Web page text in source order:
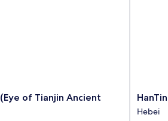
of Tianjin Ancient
HanTing
Hotel
(Eye
Hebei